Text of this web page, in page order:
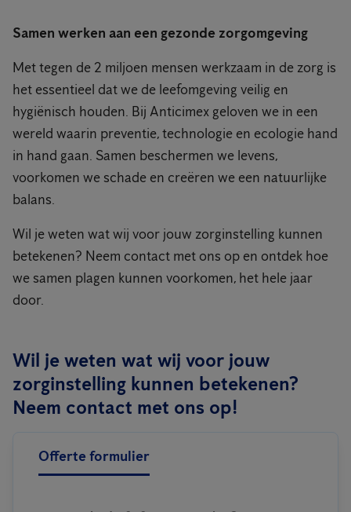
Samen werken aan een gezonde zorgomgeving
Met tegen de 2 miljoen mensen werkzaam in de zorg is
het essentieel dat we de leefomgeving veilig en
hygiënisch houden. Bij Anticimex geloven we in een
wereld waarin preventie, technologie en ecologie hand
in hand gaan. Samen beschermen we levens,
voorkomen we schade en creëren we een natuurlijke
balans.
Wil je weten wat wij voor jouw zorginstelling kunnen
betekenen? Neem contact met ons op en ontdek hoe
we samen plagen kunnen voorkomen, het hele jaar
door.
Wil je weten wat wij voor jouw
zorginstelling kunnen betekenen?
Neem contact met ons op!
Offerte formulier